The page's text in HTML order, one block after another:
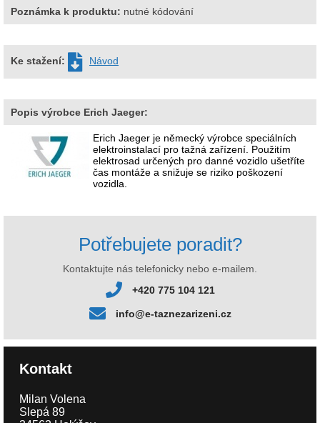
Poznámka k produktu: nutné kódování
Ke stažení: Návod
Popis výrobce Erich Jaeger:
Erich Jaeger je německý výrobce speciálních
elektroinstalací pro tažná zařízení. Použitím
elektrosad určených pro danné vozidlo ušetříte
čas montáže a snižuje se riziko poškození
vozidla.
Potřebujete poradit?
Kontaktujte nás telefonicky nebo e-mailem.
+420 775 104 121
info@e-taznezarizeni.cz
Kontakt
Milan Volena
Slepá 89